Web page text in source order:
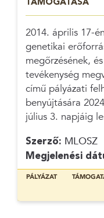
2014. április 17-
genetikai
megőrzésének,
tevékenység
című pályázati
benyújtására
július 3. napjáig
Szerző: MLOSZ
Megjelenési
PÁLYÁZAT